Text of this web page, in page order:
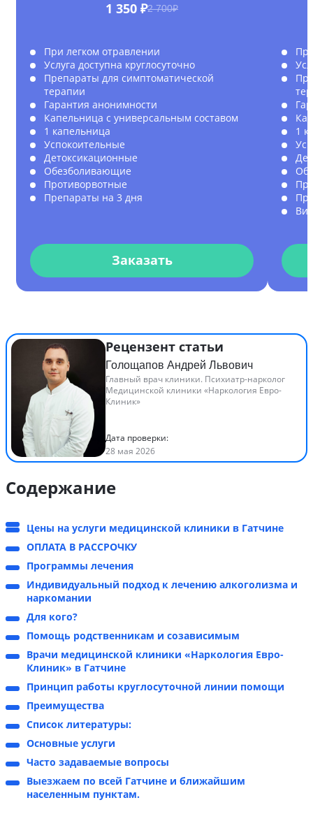
1 350 ₽2 700₽
При легком отравлении
Услуга доступна круглосуточно
Препараты для симптоматической
терапии
Гарантия анонимности
Капельница с универсальным составом
1 капельница
Успокоительные
Детоксикационные
Обезболивающие
Противорвотные
Препараты на 3 дня
Заказать
1
Рецензент статьи
Голощапов Андрей Львович
Главный врач клиники. Психиатр-нарколог
Медицинской клиники «Наркология Евро-
Клиник»
Дата проверки:
28 мая 2026
Содержание
Цены на услуги медицинской клиники в Гатчине
ОПЛАТА В РАССРОЧКУ
Программы лечения
Индивидуальный подход к лечению алкоголизма и
наркомании
Для кого?
Помощь родственникам и созависимым
Врачи медицинской клиники «Наркология Евро-
Клиник» в Гатчине
Принцип работы круглосуточной линии помощи
Преимущества
Список литературы:
Основные услуги
Часто задаваемые вопросы
Выезжаем по всей Гатчине и ближайшим
населенным пунктам.